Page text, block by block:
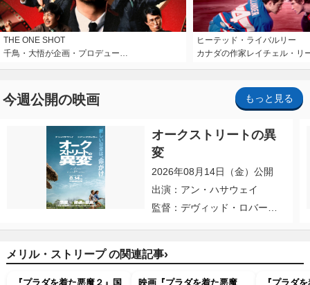
THE ONE SHOT
千鳥・大悟が企画・プロデュー…
ヒーテッド・ライバルリー
カナダの作家レイチェル・リ
今週公開の映画 もっと見る
オークストリートの異
変
2026年08月14日（金）公開
出演：アン・ハサウェイ
監督：デヴィッド・ロバー
メリル・ストリープ の関連記事›
『プラダを着た悪魔２』国
映画『プラダを着た悪魔
『プラダ